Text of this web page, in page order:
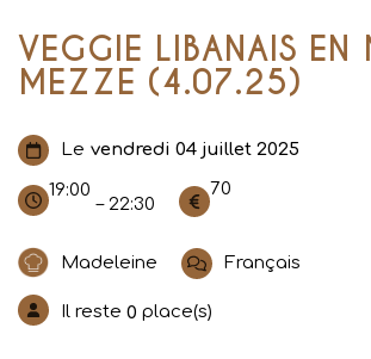
VEGGIE LIBANAIS EN
MEZZE (4.07.25)
Le vendredi 04 juillet 2025
19:00
– 22:30
70
Madeleine Français
Il reste 0 place(s)